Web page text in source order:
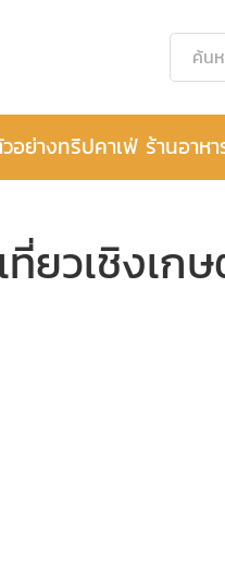
อย่างทริปคาเฟ่ ร้านอาหา
ยวเชิงเก